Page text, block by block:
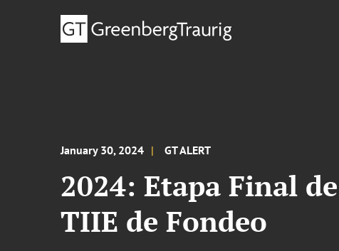
January 30, 2024 GT ALERT
2024: Etapa Final
TIIE de Fondeo